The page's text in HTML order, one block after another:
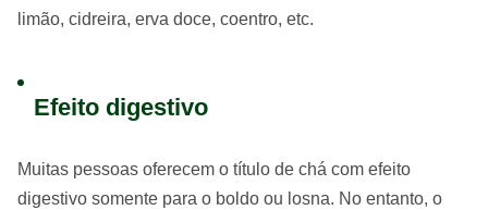
limão, cidreira, erva doce, coentro, etc.
Efeito digestivo
Muitas pessoas oferecem o título de chá com efeito
digestivo somente para o boldo ou losna. No entanto, o